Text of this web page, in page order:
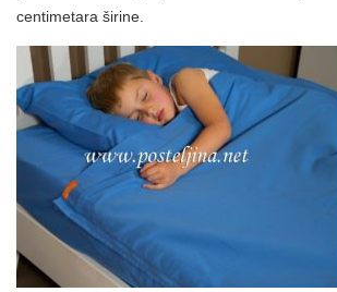
centimetara širine.